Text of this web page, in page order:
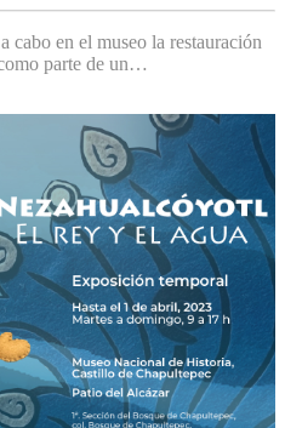
cabo en el museo la restauración
parte de un…